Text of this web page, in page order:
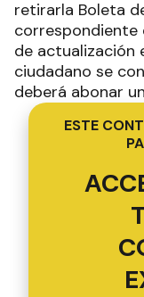
retirarla Boleta
correspondiente
de actualización
ciudadano se
deberá abonar
ESTE